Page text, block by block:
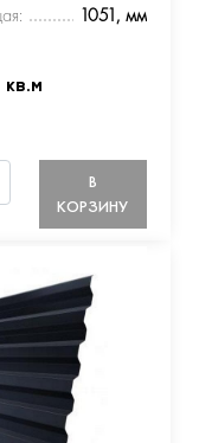
1051, мм
В
КОРЗИНУ